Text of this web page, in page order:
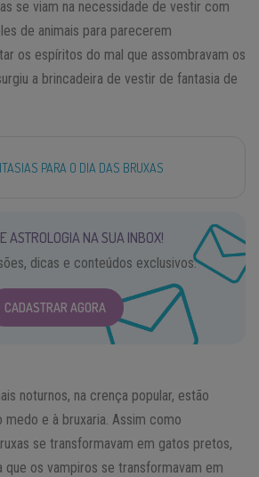
se viam na necessidade de vestir com
de animais para parecerem
os espíritos do mal que assombravam os
a brincadeira de vestir de fantasia de
PARA O DIA DAS BRUXAS
ASTROLOGIA NA SUA INBOX!
dicas e conteúdos exclusivos.
CADASTRAR AGORA
noturnos, na crença popular, estão
medo e à bruxaria. Assim como
se transformavam em gatos pretos,
que os vampiros se transformavam em